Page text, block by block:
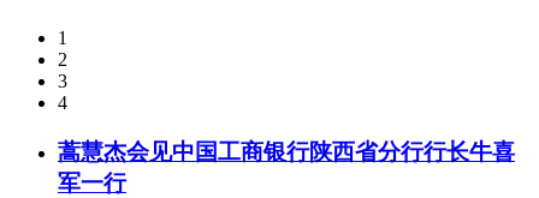
1
2
3
4
蒿慧杰会见中国工商银行陕西省分行行长牛喜
军一行